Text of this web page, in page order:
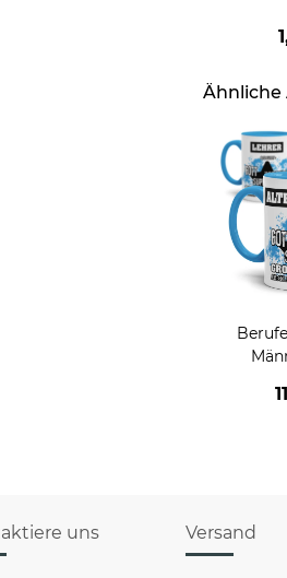
Ähnliche
uns Versand